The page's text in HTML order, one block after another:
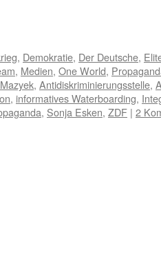
, Demokratie, Der Deutsche,
, Medien, One World,
, Antidiskriminierungsstelle,
, informatives Waterboarding,
, Sonja Esken, ZDF | 2